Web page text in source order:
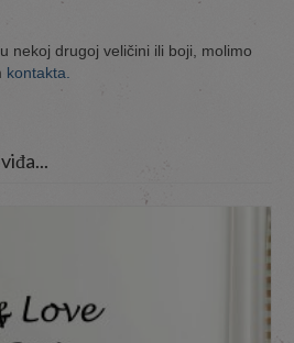
nekoj drugoj veličini ili boji, molimo
kontakta.